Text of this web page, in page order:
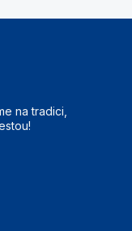
na tradici,